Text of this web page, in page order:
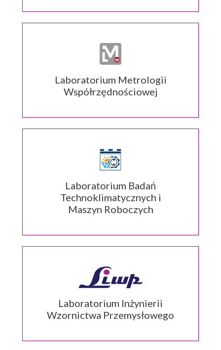
Laboratorium Metrologii
Współrzędnościowej
Laboratorium Badań
Technoklimatycznych i
Maszyn Roboczych
Laboratorium Inżynierii
Wzornictwa Przemysłowego